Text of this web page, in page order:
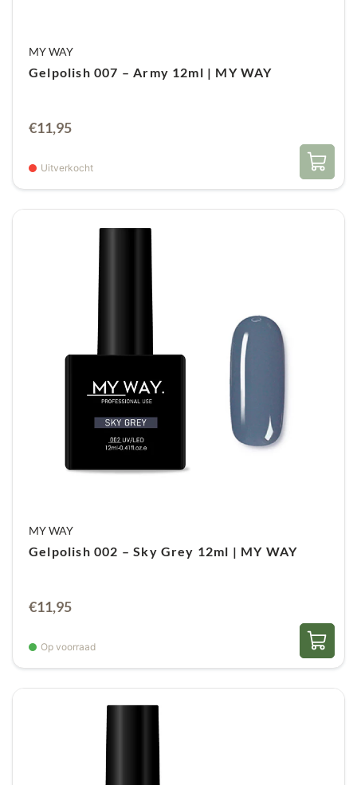
MY WAY
Gelpolish 007 – Army 12ml | MY WAY
€11,95
Uitverkocht
MY WAY
Gelpolish 002 – Sky Grey 12ml | MY WAY
€11,95
Op voorraad